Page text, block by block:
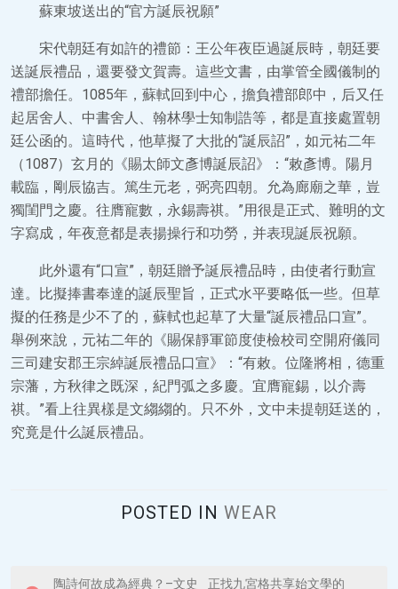
蘇東坡送出的“官方誕辰祝願”
宋代朝廷有如許的禮節：王公年夜臣過誕辰時，朝廷要
送誕辰禮品，還要發文賀壽。這些文書，由掌管全國儀制的
禮部擔任。1085年，蘇軾回到中心，擔負禮部郎中，后又任
起居舍人、中書舍人、翰林學士知制誥等，都是直接處置朝
廷公函的。這時代，他草擬了大批的“誕辰詔”，如元祐二年
（1087）玄月的《賜太師文彥博誕辰詔》：“敕彥博。陽月
載臨，剛辰協吉。篤生元老，弼亮四朝。允為廊廟之華，豈
獨閨門之慶。往膺寵數，永錫壽祺。”用很是正式、難明的文
字寫成，年夜意都是表揚操行和功勞，并表現誕辰祝願。
此外還有“口宣”，朝廷贈予誕辰禮品時，由使者行動宣
達。比擬捧書奉達的誕辰聖旨，正式水平要略低一些。但草
擬的任務是少不了的，蘇軾也起草了大量“誕辰禮品口宣”。
舉例來說，元祐二年的《賜保靜軍節度使檢校司空開府儀同
三司建安郡王宗綽誕辰禮品口宣》：“有敕。位隆將相，德重
宗藩，方秋律之既深，紀門弧之多慶。宜膺寵錫，以介壽
祺。”看上往異樣是文縐縐的。只不外，文中未提朝廷送的，
究竟是什么誕辰禮品。
POSTED IN WEAR
陶詩何故成為經典？–文史 正找九宮格共享始文學的